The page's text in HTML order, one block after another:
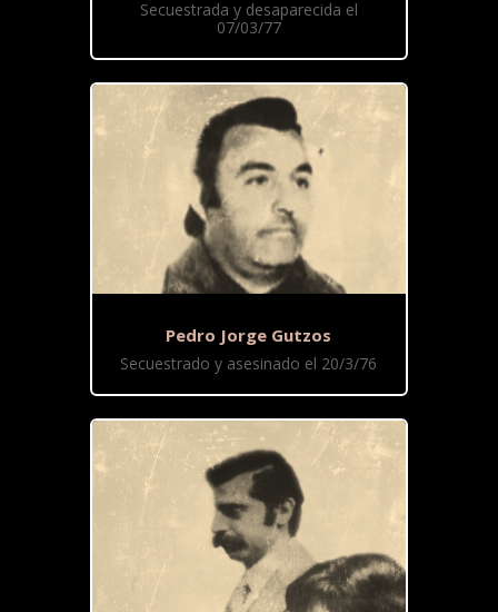
Secuestrada y desaparecida el
07/03/77
Pedro Jorge Gutzos
Secuestrado y asesinado el 20/3/76